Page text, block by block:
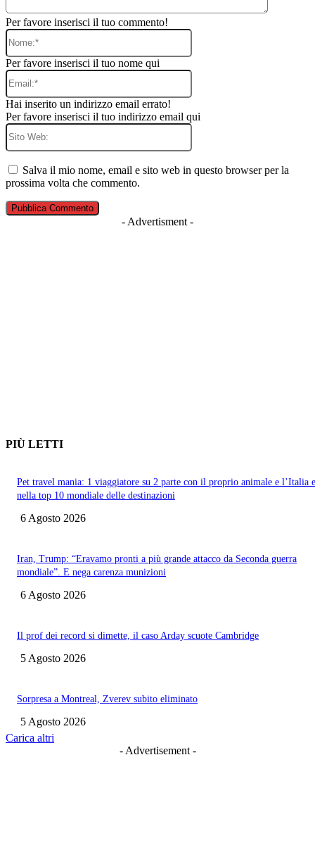
Per favore inserisci il tuo commento!
Nome:*
Per favore inserisci il tuo nome qui
Email:*
Hai inserito un indirizzo email errato!
Per favore inserisci il tuo indirizzo email qui
Sito
Salva il mio nome, email e sito web in questo browser per la
prossima volta che commento.
- Advertisment -
PIÙ LETTI
Pet travel mania: 1 viaggiatore su 2 parte con il proprio animale e l’Italia
nella top 10 mondiale delle destinazioni
6 Agosto 2026
Iran, Trump: “Eravamo pronti a più grande attacco da Seconda guerra
mondiale”. E nega carenza munizioni
6 Agosto 2026
Il prof dei record si dimette, il caso Arday scuote Cambridge
5 Agosto 2026
Sorpresa a Montreal, Zverev subito eliminato
5 Agosto 2026
Carica altri
- Advertisement -